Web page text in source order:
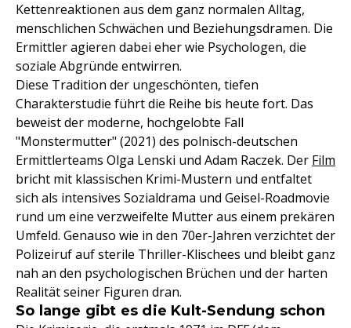
Kettenreaktionen aus dem ganz normalen Alltag,
menschlichen Schwächen und Beziehungsdramen. Die
Ermittler agieren dabei eher wie Psychologen, die
soziale Abgründe entwirren.
Diese Tradition der ungeschönten, tiefen
Charakterstudie führt die Reihe bis heute fort. Das
beweist der moderne, hochgelobte Fall
"Monstermutter" (2021) des polnisch-deutschen
Ermittlerteams Olga Lenski und Adam Raczek. Der Film
bricht mit klassischen Krimi-Mustern und entfaltet
sich als intensives Sozialdrama und Geisel-Roadmovie
rund um eine verzweifelte Mutter aus einem prekären
Umfeld. Genauso wie in den 70er-Jahren verzichtet der
Polizeiruf auf sterile Thriller-Klischees und bleibt ganz
nah an den psychologischen Brüchen und der harten
Realität seiner Figuren dran.
So lange gibt es die Kult-Sendung schon